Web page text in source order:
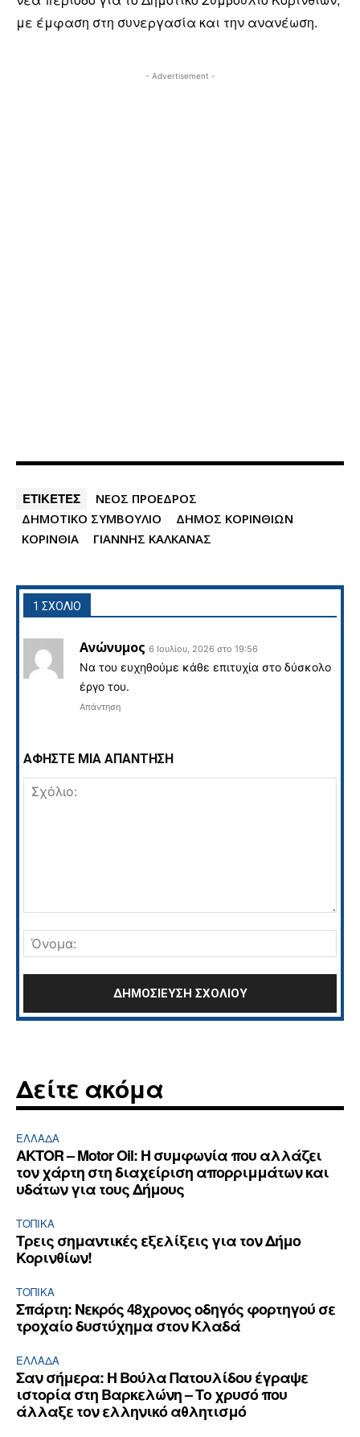
με έμφαση στη συνεργασία και την ανανέωση.
- Advertisement -
ΕΤΙΚΕΤΕΣ
ΝΕΟΣ ΠΡΟΕΔΡΟΣ
ΔΗΜΟΤΙΚΟ ΣΥΜΒΟΥΛΙΟ
ΔΗΜΟΣ ΚΟΡΙΝΘΙΩΝ
ΚΟΡΙΝΘΙΑ
ΓΙΑΝΝΗΣ ΚΑΛΚΑΝΑΣ
1 ΣΧΟΛΙΟ
Ανώνυμος 6 Ιουλίου, 2026 στο 19:56
Να του ευχηθούμε κάθε επιτυχία στο δύσκολο
έργο του.
Απάντηση
ΑΦΗΣΤΕ ΜΙΑ ΑΠΑΝΤΗΣΗ
Δείτε ακόμα
ΕΛΛΆΔΑ
AKTOR – Motor Oil: Η συμφωνία που αλλάζει
τον χάρτη στη διαχείριση απορριμμάτων και
υδάτων για τους Δήμους
ΤΟΠΙΚΑ
Τρεις σημαντικές εξελίξεις για τον Δήμο
Κορινθίων!
ΤΟΠΙΚΑ
Σπάρτη: Νεκρός 48χρονος οδηγός φορτηγού σε
τροχαίο δυστύχημα στον Κλαδά
ΕΛΛΆΔΑ
Σαν σήμερα: Η Βούλα Πατουλίδου έγραψε
ιστορία στη Βαρκελώνη – Το χρυσό που
άλλαξε τον ελληνικό αθλητισμό